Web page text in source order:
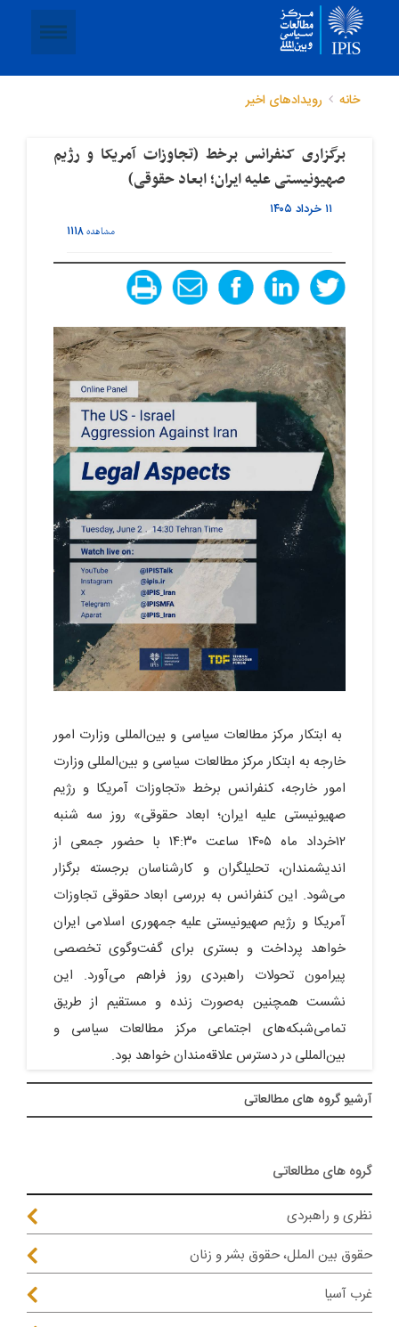
خانه رویدادهای اخیر
برگزاری کنفرانس برخط (تجاوزات آمریکا و رژیم
صهیونیستی علیه ایران؛ ابعاد حقوقی)
۱۱ خرداد ۱۴۰۵
مشاهده۱۱۱۸
به ابتکار مرکز مطالعات سیاسی و بین‌المللی وزارت امور
خارجه به ابتکار مرکز مطالعات سیاسی و بین‌المللی وزارت
امور خارجه، کنفرانس برخط «تجاوزات آمریکا و رژیم
صهیونیستی علیه ایران؛ ابعاد حقوقی» روز سه شنبه
۱۲خرداد ماه ۱۴۰۵ ساعت ۱۴:۳۰ با حضور جمعی از
اندیشمندان، تحلیلگران و کارشناسان برجسته برگزار
می‌شود. این کنفرانس به بررسی ابعاد حقوقی تجاوزات
آمریکا و رژیم صهیونیستی علیه جمهوری اسلامی ایران
خواهد پرداخت و بستری برای گفت‌وگوی تخصصی
پیرامون تحولات راهبردی روز فراهم می‌آورد. این
نشست همچنین به‌صورت زنده و مستقیم از طریق
تمامی‌شبکه‌های اجتماعی مرکز مطالعات سیاسی و
بین‌المللی در دسترس علاقه‌مندان خواهد بود.
آرشيو گروه های مطالعاتی
گروه های مطالعاتی
نظری و راهبردی
حقوق بین الملل، حقوق بشر و زنان
غرب آسیا